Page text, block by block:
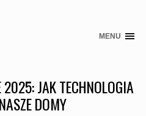
MENU
JAK TECHNOLOGIA
DOMY